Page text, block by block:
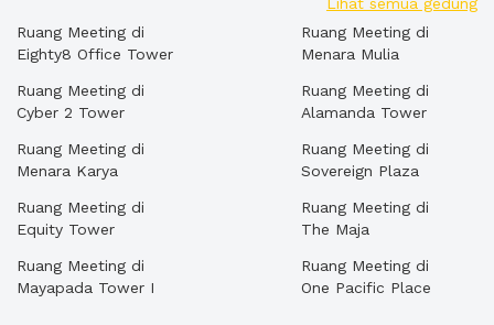
Ruang Meeting di
Eighty8 Office Tower
Ruang Meeting di
Cyber 2 Tower
Ruang Meeting di
Menara Karya
Ruang Meeting di
Equity Tower
Ruang Meeting di
Mayapada Tower I
Ruang Meeting di
Menara Mulia
Ruang Meeting di
Alamanda Tower
Ruang Meeting di
Sovereign Plaza
Ruang Meeting di
The Maja
Ruang Meeting di
One Pacific Place